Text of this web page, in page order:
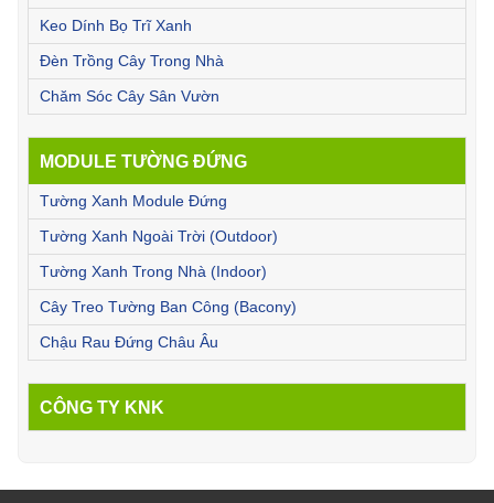
Keo Dính Bọ Trĩ Xanh
Đèn Trồng Cây Trong Nhà
Chăm Sóc Cây Sân Vườn
MODULE TƯỜNG ĐỨNG
Tường Xanh Module Đứng
Tường Xanh Ngoài Trời (Outdoor)
Tường Xanh Trong Nhà (Indoor)
Cây Treo Tường Ban Công (Bacony)
Chậu Rau Đứng Châu Âu
CÔNG TY KNK